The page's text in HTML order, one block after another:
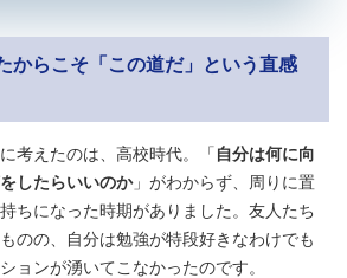
からこそ「この道だ」という直感
考えたのは、高校時代。「 自分は何に向
したらいいのか」がわからず、周りに置
ちになった時期がありました。友人たち
のの、自分は勉強が特段好きなわけでも
ョンが湧いてこなかったのです。